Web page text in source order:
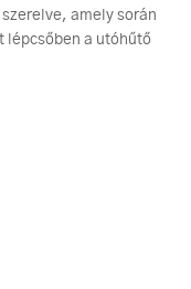
amely során
lépcsőben a utóhűtő